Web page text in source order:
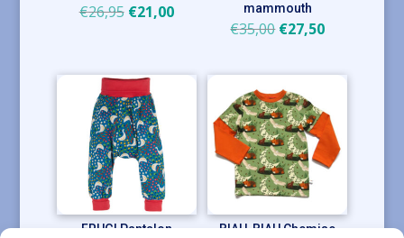
€26,95 Le
était :
€26,95.
€21,00Le
est :
mammouth
€35,00 Le
initial
était :
€35,00.
€27,50Le
actuel
€27,50.
FRUGI Pantalon BIAU-BIAU Chemise